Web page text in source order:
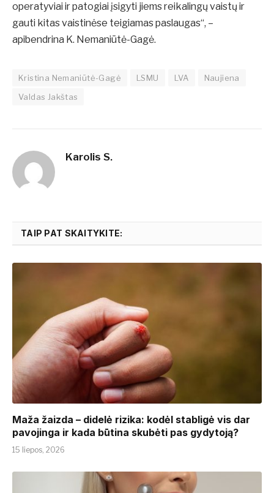
operatyviai ir patogiai įsigyti jiems reikalingų vaistų ir
gauti kitas vaistinėse teigiamas paslaugas“, –
apibendrina K. Nemaniūtė-Gagė.
Kristina Nemaniūtė-Gagė LSMU LVA
Naujiena
Valdas Jakštas
Karolis S.
TAIP PAT SKAITYKITE:
​​Maža žaizda – didelė rizika: kodėl stabligė vis dar
pavojinga ir kada būtina skubėti pas gydytoją?
15 liepos, 2026